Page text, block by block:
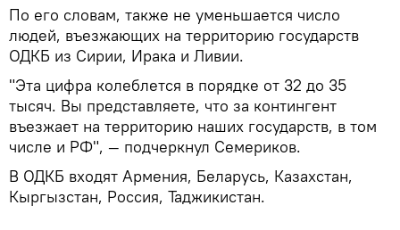
По его словам, также не уменьшается число
людей, въезжающих на территорию государств
ОДКБ из Сирии, Ирака и Ливии.
"Эта цифра колеблется в порядке от 32 до 35
тысяч. Вы представляете, что за контингент
въезжает на территорию наших государств, в том
числе и РФ", — подчеркнул Семериков.
В ОДКБ входят Армения, Беларусь, Казахстан,
Кыргызстан, Россия, Таджикистан.